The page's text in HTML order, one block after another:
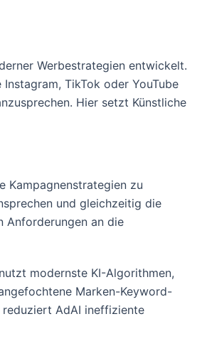
Werbestrategien entwickelt.
TikTok oder YouTube
Hier setzt Künstliche
Kampagnenstrategien zu
und gleichzeitig die
Anforderungen an die
modernste KI-Algorithmen,
Marken-Keyword-
AdAI ineffiziente